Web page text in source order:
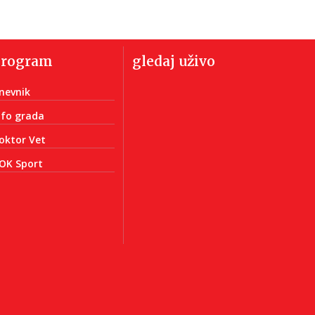
grada
Vet
Sport
gledaj uživo